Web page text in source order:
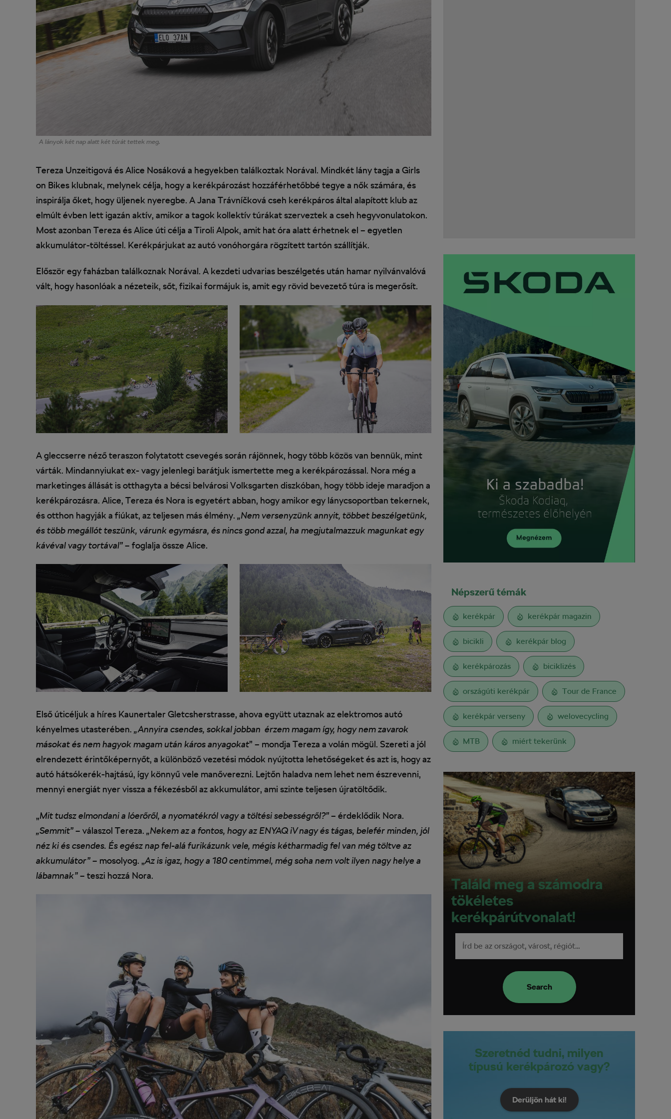
A lányok két nap alatt két túrát tettek meg.
Tereza Unzeitigová és Alice Nosáková a hegyekben találkoztak Norával. Mindkét lány tagja a Girls
on Bikes klubnak, melynek célja, hogy a kerékpározást hozzáférhetőbbé tegye a nők számára, és
inspirálja őket, hogy üljenek nyeregbe. A Jana Trávníčková cseh kerékpáros által alapított klub az
elmúlt évben lett igazán aktív, amikor a tagok kollektív túrákat szerveztek a cseh hegyvonulatokon.
Most azonban Tereza és Alice úti célja a Tiroli Alpok, amit hat óra alatt érhetnek el – egyetlen
akkumulátor-töltéssel. Kerékpárjukat az autó vonóhorgára rögzített tartón szállítják.
Először egy faházban találkoznak Norával. A kezdeti udvarias beszélgetés után hamar nyilvánvalóvá
vált, hogy hasonlóak a nézeteik, sőt, fizikai formájuk is, amit egy rövid bevezető túra is megerősít.
A gleccserre néző teraszon folytatott csevegés során rájönnek, hogy több közös van bennük, mint
várták. Mindannyiukat ex- vagy jelenlegi barátjuk ismertette meg a kerékpározással. Nora még a
marketinges állását is otthagyta a bécsi belvárosi Volksgarten diszkóban, hogy több ideje maradjon a
kerékpározásra. Alice, Tereza és Nora is egyetért abban, hogy amikor egy lánycsoportban tekernek,
és otthon hagyják a fiúkat, az teljesen más élmény. „Nem versenyzünk annyit, többet beszélgetünk,
és több megállót teszünk, várunk egymásra, és nincs gond azzal, ha megjutalmazzuk magunkat egy
kávéval vagy tortával”– foglalja össze Alice.
Első úticéljuk a híres Kaunertaler Gletcsherstrasse, ahova együtt utaznak az elektromos autó
kényelmes utasterében. „Annyira csendes, sokkal jobban érzem magam így, hogy nem zavarok
másokat és nem hagyok magam után káros anyagokat” – mondja Tereza a volán mögül. Szereti a jól
elrendezett érintőképernyőt, a különböző vezetési módok nyújtotta lehetőségeket és azt is, hogy az
autó hátsókerék-hajtású, így könnyű vele manőverezni. Lejtőn haladva nem lehet nem észrevenni,
mennyi energiát nyer vissza a fékezésből az akkumulátor, ami szinte teljesen újratöltődik.
„Mit tudsz elmondani a lóerőről, a nyomatékról vagy a töltési sebességről?”– érdeklődik Nora.
„Semmit”– válaszol Tereza. „Nekem az a fontos, hogy az ENYAQ iV nagy és tágas, belefér minden, jól
néz ki és csendes. És egész nap fel-alá furikázunk vele, mégis kétharmadig fel van még töltve az
akkumulátor”– mosolyog. „Az is igaz, hogy a 180 centimmel, még soha nem volt ilyen nagy helye a
lábamnak”– teszi hozzá Nora.
Népszerű témák
kerékpár kerékpár magazin
bicikli kerékpár blog
kerékpározás biciklizés
országúti kerékpár Tour de France
kerékpár verseny welovecycling
MTB miért tekerünk
Találd meg a számodra
tökéletes
kerékpárútvonalat!
Search
Szeretnéd tudni, milyen
típusú kerékpározó vagy?
Derüljön hát ki!